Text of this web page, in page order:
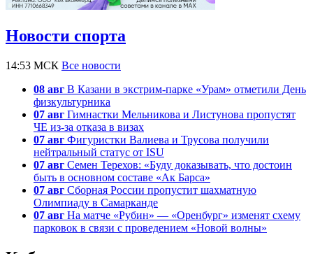
Новости спорта
14:53 МСК Все новости
08 авг В Казани в экстрим-парке «Урам» отметили День
физкультурника
07 авг Гимнастки Мельникова и Листунова пропустят
ЧЕ из-за отказа в визах
07 авг Фигуристки Валиева и Трусова получили
нейтральный статус от ISU
07 авг Семен Терехов: «Буду доказывать, что достоин
быть в основном составе «Ак Барса»
07 авг Сборная России пропустит шахматную
Олимпиаду в Самарканде
07 авг На матче «Рубин» — «Оренбург» изменят схему
парковок в связи с проведением «Новой волны»